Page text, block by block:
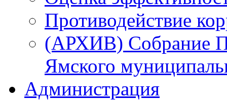
Противодействие
(АРХИВ) Собрание
Ямского
Администрация